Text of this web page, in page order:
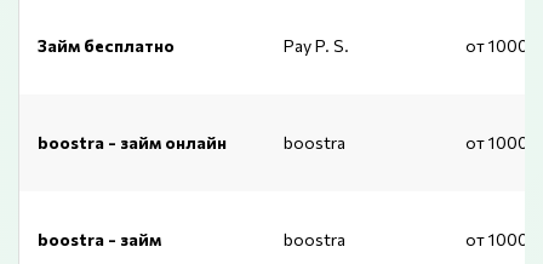
Займ бесплатно Pay P. S. от 1000
boostra - займ онлайн boostra от 1000
boostra - займ boostra от 1000